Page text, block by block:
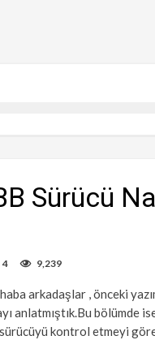
Sürücü
4 9,239
arkadaşlar , önceki
anlatmıştık.Bu bölümde
kontrol etmeyi